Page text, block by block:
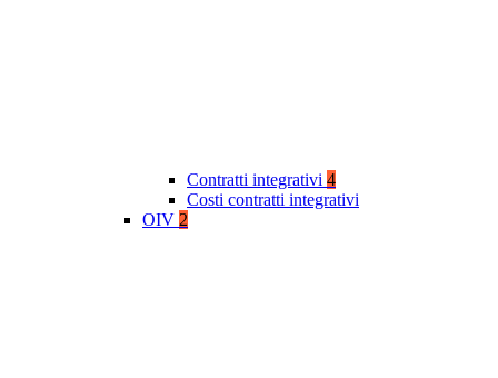
Contratti integrativi 4
Costi contratti integrativi
OIV 2